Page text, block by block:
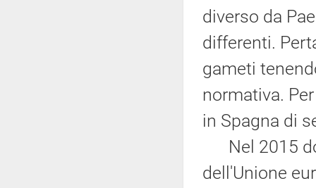
diverso da
differenti.
gameti
normativa.
in Spagna di
Nel 2015
dell'Unione